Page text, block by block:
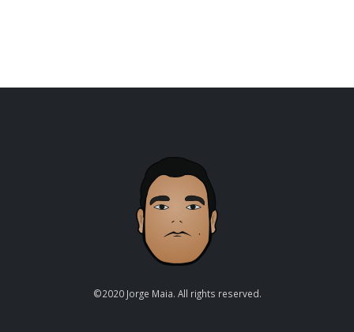
©2020 Jorge Maia. All rights reserved.